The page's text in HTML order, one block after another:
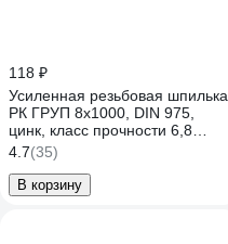
118 ₽
Усиленная резьбовая шпилька
РК ГРУП 8x1000, DIN 975,
цинк, класс прочности 6,8
РК000003167
4.7(35)
В корзину